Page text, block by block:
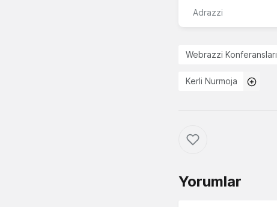
Adrazzi
Webrazzi Konferansları
Kerli Nurmoja
Yorumlar